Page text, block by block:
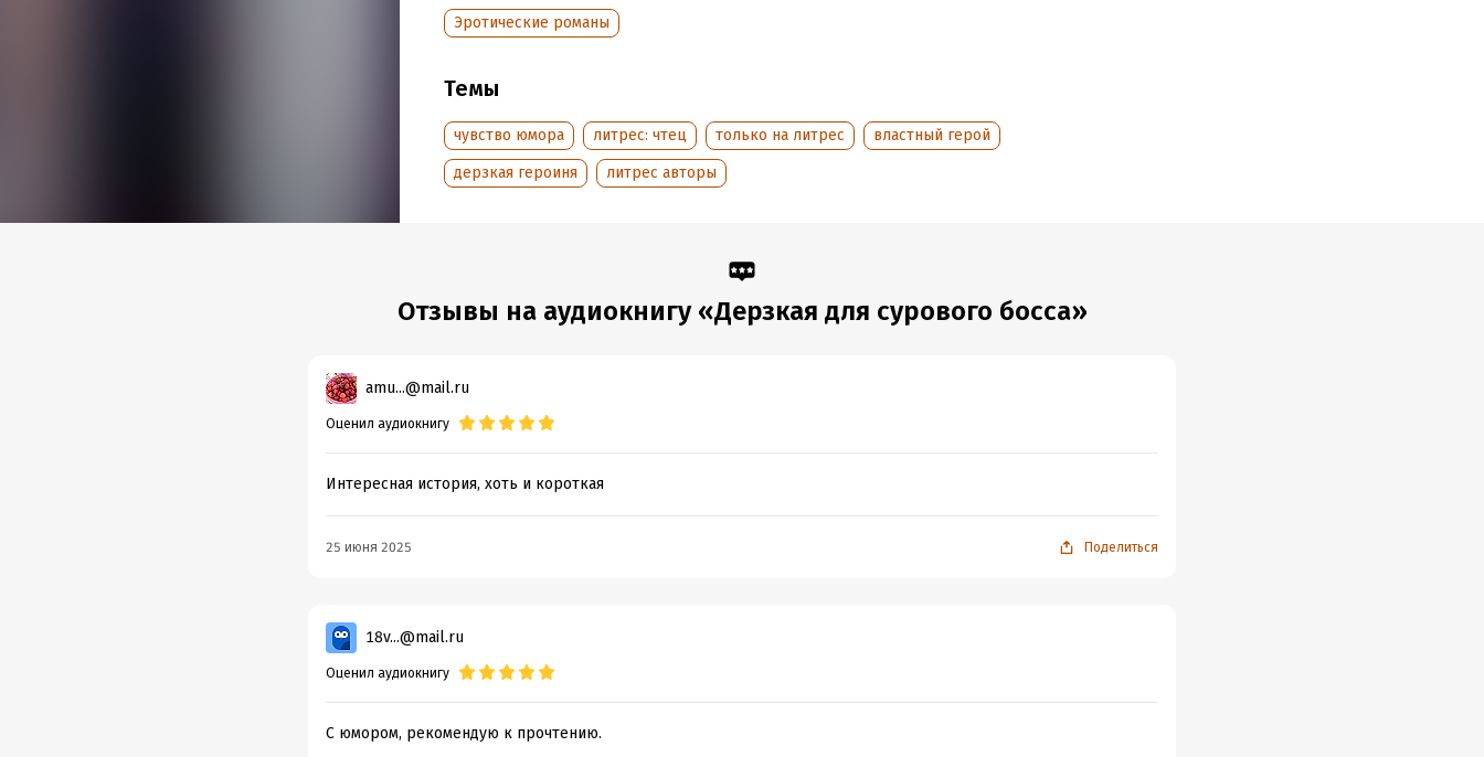
Эротические романы
Темы
чувство юмора литрес: чтец только на литрес
властный герой
дерзкая героиня
литрес авторы
Отзывы на аудиокнигу «Дерзкая для сурового босса»
amu...@mail.ru
Оценил аудиокнигу
Интересная история, хоть и короткая
25 июня 2025 Поделиться
18v...@mail.ru
Оценил аудиокнигу
С юмором, рекомендую к прочтению.